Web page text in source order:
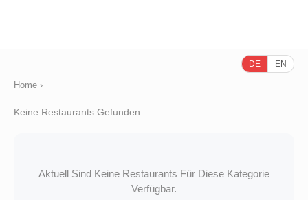
DE EN
Home ›
Keine Restaurants Gefunden
Aktuell Sind Keine Restaurants Für Diese Kategorie
Verfügbar.